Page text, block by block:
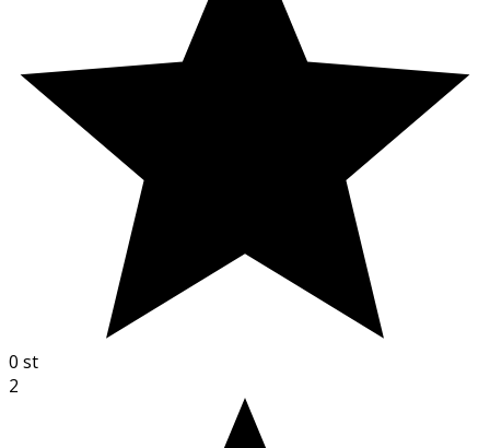
0 st
2